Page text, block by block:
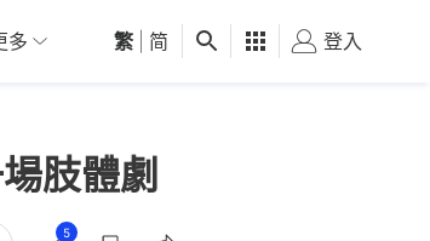
01深圳 觀點 健康 好食玩飛
多 繁 简 登入
肢體劇
5